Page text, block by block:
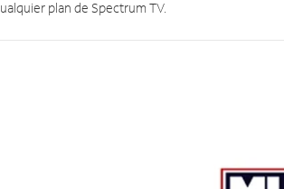
plan de Spectrum TV.